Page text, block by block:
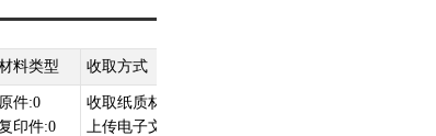
料类型 收取方式
原件:0
印件:0
收取纸质材料、
上传电子文件